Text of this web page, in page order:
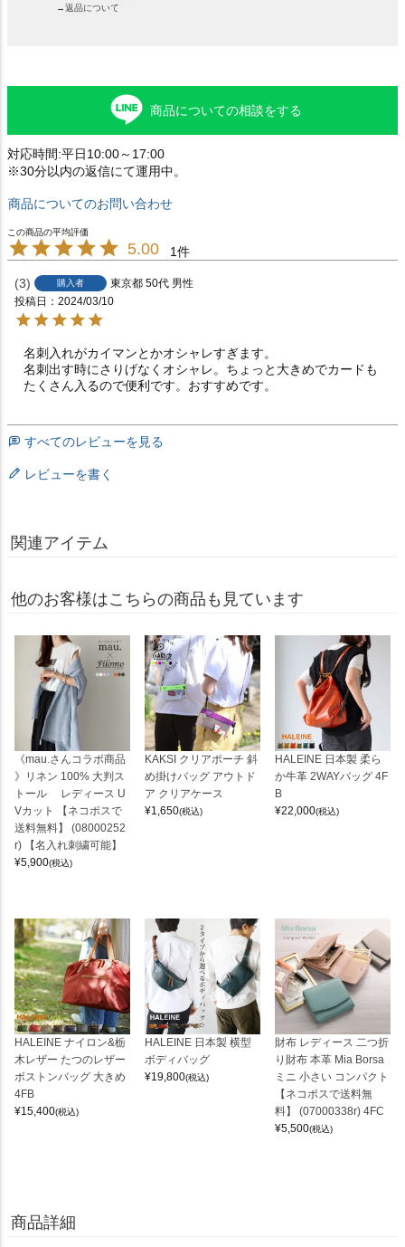
→返品について
商品についての相談をする
対応時間:平日10:00～17:00
※30分以内の返信にて運用中。
商品についてのお問い合わせ
5.00 1
3 購入者 東京都 50代 男性
投稿日
2024/03/10
名刺入れがカイマンとかオシャレすぎます。
名刺出す時にさりげなくオシャレ。ちょっと大きめでカードも
たくさん入るので便利です。おすすめです。
すべてのレビューを見る
レビューを書く
関連アイテム
他のお客様はこちらの商品も見ています
《mau.さんコラボ商品
》リネン 100% 大判ス
トール レディース U
Vカット 【ネコポスで
送料無料】 (08000252
r) 【名入れ刺繍可能】
¥5,900(税込)
KAKSI クリアポーチ 斜
め掛けバッグ アウトド
ア クリアケース
¥1,650(税込)
HALEINE 日本製 柔ら
か牛革 2WAYバッグ 4F
B
¥22,000(税込)
HALEINE ナイロン&栃
木レザー たつのレザー
ボストンバッグ 大きめ
4FB
¥15,400(税込)
HALEINE 日本製 横型
ボディバッグ
¥19,800(税込)
財布 レディース 二つ折
り財布 本革 Mia Borsa
ミニ 小さい コンパクト
【ネコポスで送料無
料】 (07000338r) 4FC
¥5,500(税込)
商品詳細